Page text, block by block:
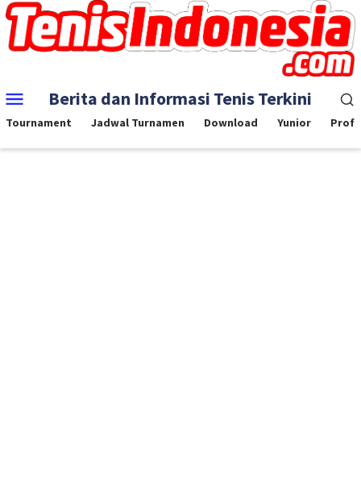
Skip
to
content
Mobile
Menu
Berita dan Informasi Tenis Terkini
Tournament Jadwal Turnamen Download Yunior